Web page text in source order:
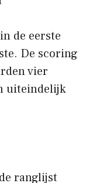
de eerste
De scoring
vier
uiteindelijk
ranglijst